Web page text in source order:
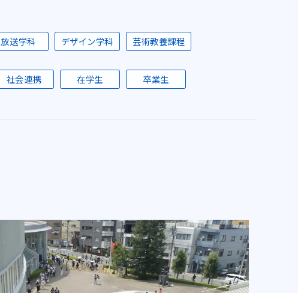
放送学科 デザイン学科 芸術教養課程
社会連携 在学生 卒業生